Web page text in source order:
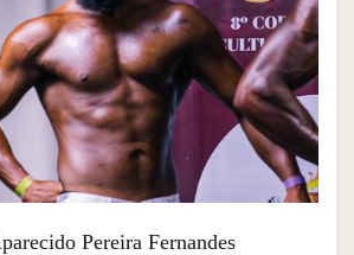
Pereira Fernandes